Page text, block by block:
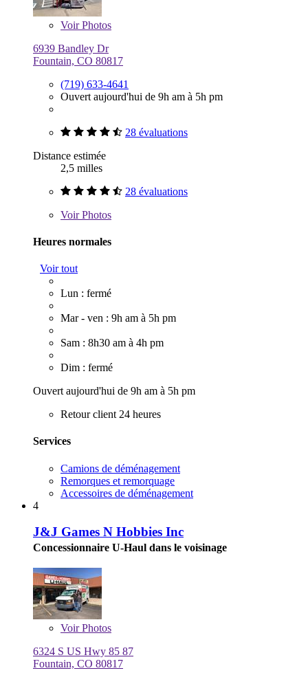
VoirPhotos
6939 Bandley Dr
Fountain, CO 80817
(719) 633-4641
Ouvert aujourd'hui de 9h am à 5h pm
28 évaluations
Distance estimée
2,5 milles
28 évaluations
VoirPhotos
Heures normales
Voir tout
Lun : fermé
Mar - ven : 9h am à 5h pm
Sam : 8h30 am à 4h pm
Dim : fermé
Ouvert aujourd'hui de 9h am à 5h pm
Retour client 24 heures
Services
Camions de déménagement
Remorques et remorquage
Accessoires de déménagement
4
J&J Games N Hobbies Inc
Concessionnaire U-Haul dans le voisinage
VoirPhotos
6324 S US Hwy 85 87
Fountain, CO 80817